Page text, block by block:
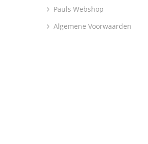
Pauls Webshop
Algemene Voorwaarden